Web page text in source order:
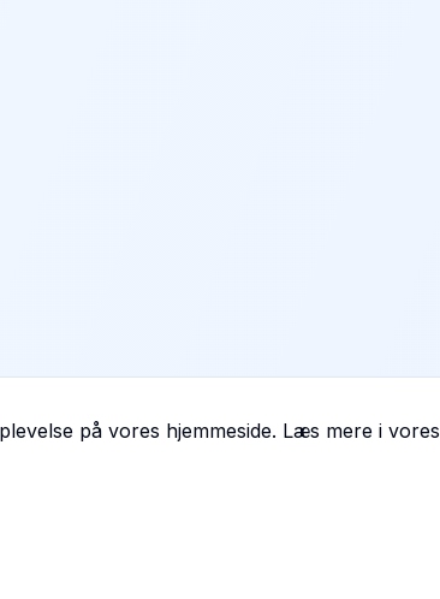
på vores hjemmeside. Læs mere i vores